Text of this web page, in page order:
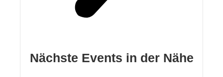
Nächste Events in der Nähe